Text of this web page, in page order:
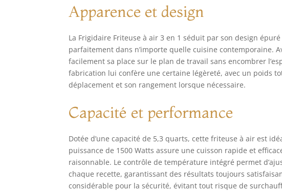
Apparence et design
La Frigidaire Friteuse à air 3 en 1 séduit par son design
parfaitement dans n’importe quelle cuisine contemporaine.
facilement sa place sur le plan de travail sans encombrer
fabrication lui confère une certaine légèreté, avec un poids
déplacement et son rangement lorsque nécessaire.
Capacité et performance
Dotée d’une capacité de 5,3 quarts, cette friteuse à air est
puissance de 1500 Watts assure une cuisson rapide et
raisonnable. Le contrôle de température intégré permet
chaque recette, garantissant des résultats toujours
considérable pour la sécurité, évitant tout risque de